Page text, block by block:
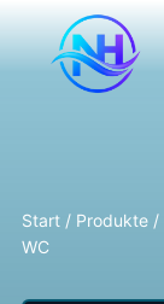
Start/ Produkte/
WC